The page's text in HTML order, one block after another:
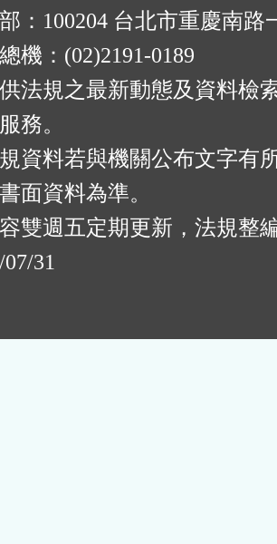
：100204 台北市重慶南路
：(02)2191-0189
法規之最新動態及資料檢
務。
資料若與機關公布文字有
面資料為準。
雙週五定期更新，法規整
07/31